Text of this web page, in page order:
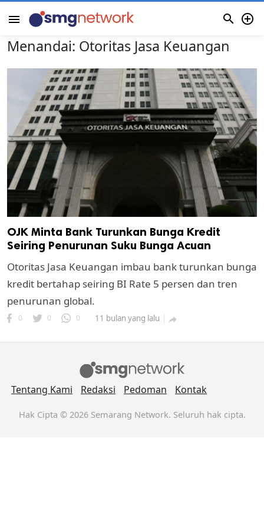
menu  
cipta.
Menandai: Otoritas Jasa Keuangan
OJK Minta Bank Turunkan Bunga Kredit
Seiring Penurunan Suku Bunga Acuan
Otoritas Jasa Keuangan imbau bank turunkan bunga
kredit bertahap seiring BI Rate 5 persen dan tren
penurunan global.
0 0 0 11 bulan yang lalu 
Tentang Kami Redaksi Pedoman Kontak
Hak Cipta © 2026 Semarang Network. Seluruh hak cipta.